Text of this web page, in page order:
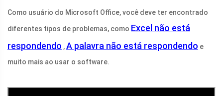
Como usuário do Microsoft Office, você deve ter encontrado
diferentes tipos de problemas, como Excel não está
respondendo ,A palavra não está respondendo e
muito mais ao usar o software.